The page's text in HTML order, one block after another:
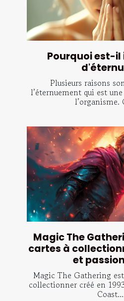
Pourquoi est-
Plusieurs raisons
l’éternuement qui est
l’organisme.
Magic The
cartes à
et
Magic The Gathering
collectionner créé en